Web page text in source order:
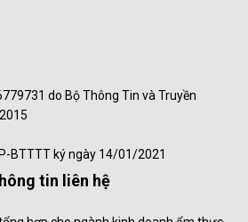
do Bộ Thông Tin và Truyền
BTTTT ký ngày 14/01/2021
tin liên hệ